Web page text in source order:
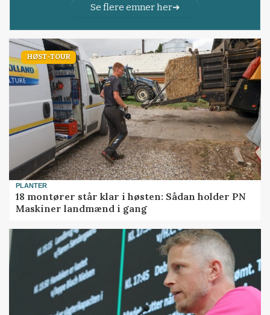
Se flere emner her
HØST-TOUR
PLANTER
18 montører står klar i høsten: Sådan holder PN
Maskiner landmænd i gang